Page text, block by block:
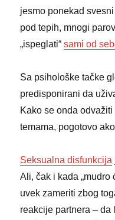
jesmo ponekad
pod tepih, mnogi
„ispeglati“sami od
Sa psihološke tačke
predisponirani da
Kako se onda
temama, pogotovo
Seksualna disfunkcija
Ali, čak i kada „mudro
uvek zameriti zbog
reakcije partnera – da